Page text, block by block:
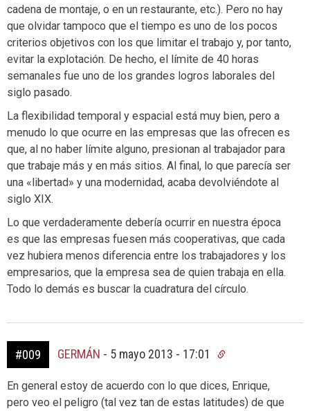
cadena de montaje, o en un restaurante, etc.). Pero no hay
que olvidar tampoco que el tiempo es uno de los pocos
criterios objetivos con los que limitar el trabajo y, por tanto,
evitar la explotación. De hecho, el límite de 40 horas
semanales fue uno de los grandes logros laborales del
siglo pasado.
La flexibilidad temporal y espacial está muy bien, pero a
menudo lo que ocurre en las empresas que las ofrecen es
que, al no haber límite alguno, presionan al trabajador para
que trabaje más y en más sitios. Al final, lo que parecía ser
una «libertad» y una modernidad, acaba devolviéndote al
siglo XIX.
Lo que verdaderamente debería ocurrir en nuestra época
es que las empresas fuesen más cooperativas, que cada
vez hubiera menos diferencia entre los trabajadores y los
empresarios, que la empresa sea de quien trabaja en ella.
Todo lo demás es buscar la cuadratura del círculo.
#009 GERMÁN - 5 mayo 2013 - 17:01
En general estoy de acuerdo con lo que dices, Enrique,
pero veo el peligro (tal vez tan de estas latitudes) de que